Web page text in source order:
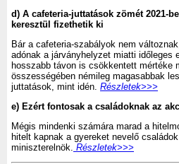
d) A cafeteria-juttatások zömét 2021-
keresztül fizethetik ki
Bár a cafeteria-szabályok nem
adónak a járványhelyzet miatti időleges
hosszabb távon is csökkentett mértéke
összességében némileg magasabbak
juttatások, mint idén. Részletek>>>
e) Ezért fontosak a családoknak az
Mégis mindenki számára marad a
hitelt kapnak a gyereket nevelő
miniszterelnök. Részletek>>>